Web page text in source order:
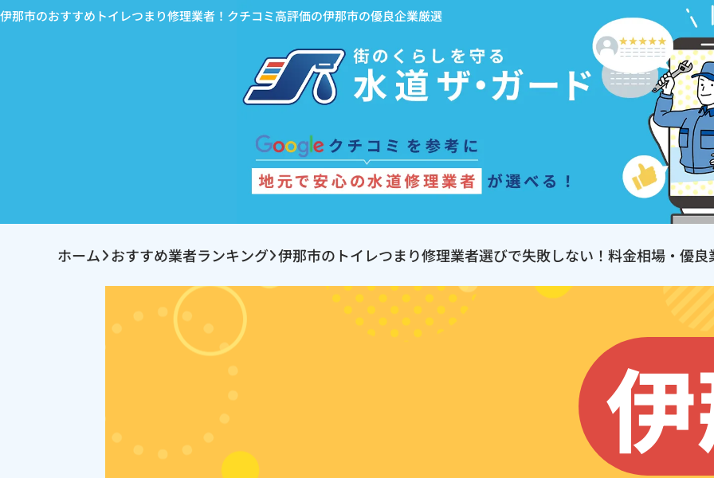
伊那市のおすすめトイレつまり修理業者！クチコミ高評価の伊那市の優良企業厳選
ホーム おすすめ業者ランキング 伊那市のトイレつまり修理業者選びで失敗しない！料金相場・優